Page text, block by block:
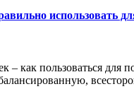
использовать
как пользоваться для